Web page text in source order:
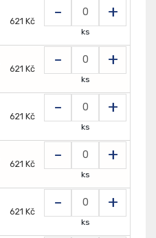
621 Kč - +
ks
621 Kč - +
ks
621 Kč - +
ks
621 Kč - +
ks
621 Kč - +
ks